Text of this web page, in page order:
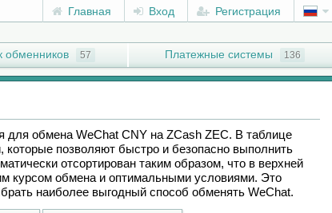
Главная Вход Регистрация
обменников 57 Платежные системы 136
для обмена WeChat CNYна ZCash ZEC. В таблице
позволяют быстро и безопасно выполнить
отсортирован таким образом, что в верхней
курсом обмена и оптимальными условиями. Это
наиболее выгодный способ обменять WeChat.